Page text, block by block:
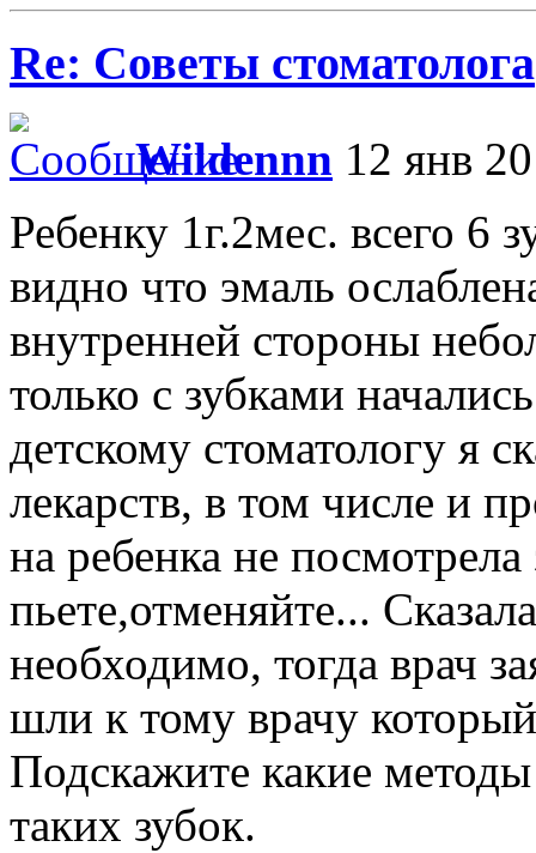
Re: Советы стоматолога
Wildennn 12 янв
Ребенку 1г.2мес. всего 6
видно что эмаль
внутренней стороны
только с зубками
детскому стоматологу я
лекарств, в том числе и
на ребенка не
пьете,отменяйте...
необходимо, тогда врач
шли к тому врачу
Подскажите какие
таких зубок.